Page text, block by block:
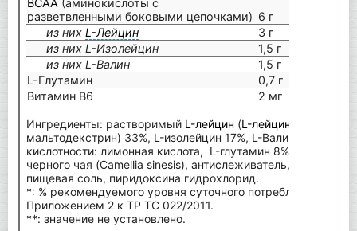
BCAA (аминокислоты с
разветвленными боковыми цепочками) 6 г
из нихL-Лейцин
3 г
из них L-Изолейцин
1,5 г
из них L-Валин
1,5 г
L-Глутамин
0,7 г
Витамин В6
2 мг
Ингредиенты: растворимый L-лейцин (L-лейцин
мальтодекстрин) 33%, L-изолейцин 17%, L-Валин 17%,
кислотности: лимонная кислота, L-глутамин 8%,
черного чая (Camellia sinesis), антислеживатель,
пищевая соль, пиридоксина гидрохлорид.
*: % рекомендуемого уровня суточного потребления, в
Приложением 2 к ТР ТС 022/2011.
**: значение не установлено.